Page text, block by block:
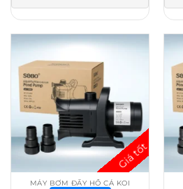
MÁY BƠM ĐẨY HỒ CÁ KOI